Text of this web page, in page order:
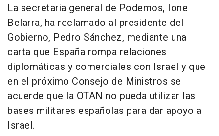
La secretaria general de Podemos, Ione
Belarra, ha reclamado al presidente del
Gobierno, Pedro Sánchez, mediante una
carta que España rompa relaciones
diplomáticas y comerciales con Israel y que
en el próximo Consejo de Ministros se
acuerde que la OTAN no pueda utilizar las
bases militares españolas para dar apoyo a
Israel.